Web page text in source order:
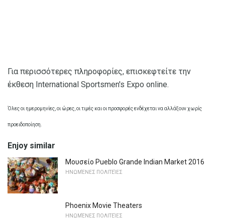
Για περισσότερες πληροφορίες, επισκεφτείτε την
έκθεση International Sportsmen's Expo online.
Όλες οι ημερομηνίες, οι ώρες, οι τιμές και οι προσφορές ενδέχεται να αλλάξουν χωρίς
προειδοποίηση.
Enjoy similar
Μουσείο Pueblo Grande Indian Market 2016
ΗΝΩΜΈΝΕΣ ΠΟΛΙΤΕΊΕΣ
Phoenix Movie Theaters
ΗΝΩΜΈΝΕΣ ΠΟΛΙΤΕΊΕΣ